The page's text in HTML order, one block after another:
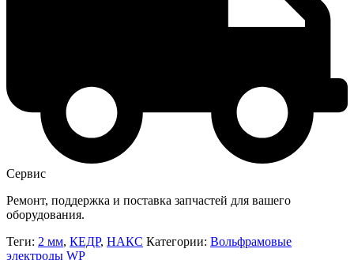
Сервис
Ремонт, поддержка и поставка запчастей для вашего
оборудования.
Теги: 2 мм, КЕДР, НАКС Категории: Вольфрамовые
электроды WP